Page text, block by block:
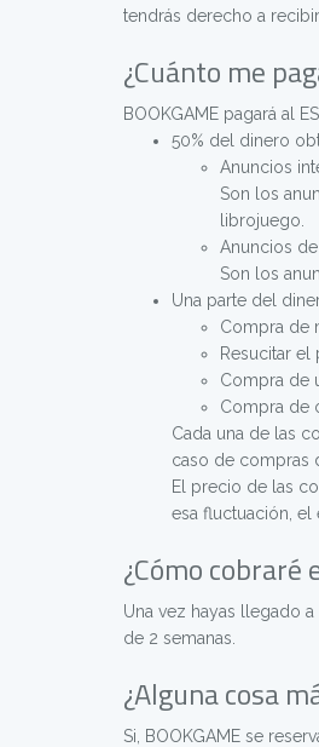
tendrás derecho a
¿Cuánto me
BOOKGAME pagará al
50% del dinero
Anuncios
Son los
librojuego.
Anuncios
Son los
Una parte del
Compra de
Resucitar el
Compra de
Compra de
Cada una de las
caso de compras
El precio de las
esa fluctuación,
¿Cómo cobraré
Una vez hayas llegado
de 2 semanas.
¿Alguna cosa
Si, BOOKGAME se